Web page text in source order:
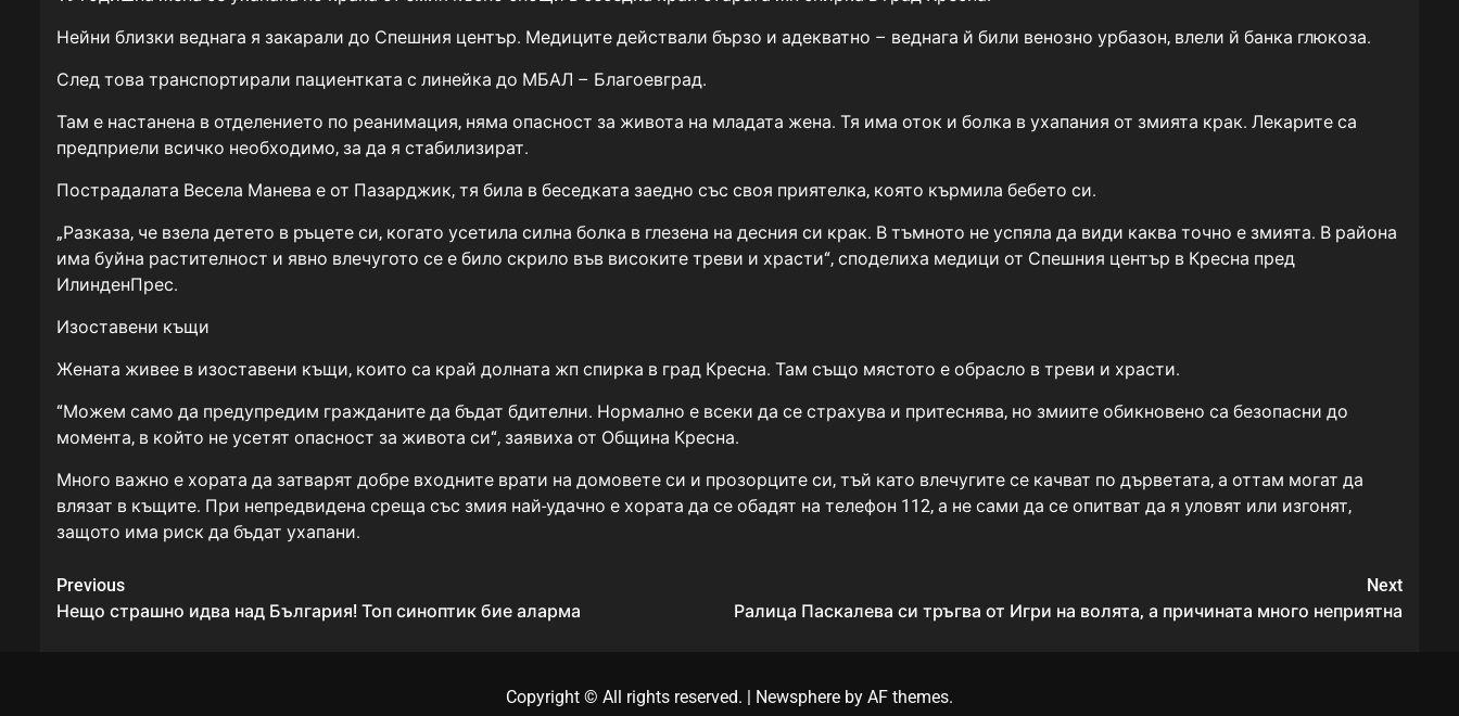
Нейни близки веднага я закарали до Спешния център. Медиците действали бързо и адекватно – веднага й били венозно урбазон, влели й банка глюкоза.
След това транспортирали пациентката с линейка до МБАЛ – Благоевград.
Там е настанена в отделението по реанимация, няма опасност за живота на младата жена. Тя има оток и болка в ухапания от змията крак. Лекарите са
предприели всичко необходимо, за да я стабилизират.
Пострадалата Весела Манева е от Пазарджик, тя била в беседката заедно със своя приятелка, която кърмила бебето си.
„Разказа, че взела детето в ръцете си, когато усетила силна болка в глезена на десния си крак. В тъмното не успяла да види каква точно е змията. В района
има буйна растителност и явно влечугото се е било скрило във високите треви и храсти“, споделиха медици от Спешния център в Кресна пред
ИлинденПрес.
Изоставени къщи
Жената живее в изоставени къщи, които са край долната жп спирка в град Кресна. Там също мястото е обрасло в треви и храсти.
“Можем само да предупредим гражданите да бъдат бдителни. Нормално е всеки да се страхува и притеснява, но змиите обикновено са безопасни до
момента, в който не усетят опасност за живота си“, заявиха от Община Кресна.
Много важно е хората да затварят добре входните врати на домовете си и прозорците си, тъй като влечугите се качват по дърветата, а оттам могат да
влязат в къщите. При непредвидена среща със змия най-удачно е хората да се обадят на телефон 112, а не сами да се опитват да я уловят или изгонят,
защото има риск да бъдат ухапани.
Continue
Reading
Previous
Нещо страшно идва над България! Топ синоптик бие аларма
Next
Ралица Паскалева си тръгва от Игри на волята, а причината много неприятна
Copyright © All rights reserved. | Newsphere by AF themes.